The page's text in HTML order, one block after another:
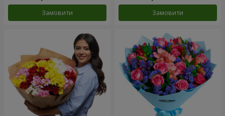
Замовити Замовити